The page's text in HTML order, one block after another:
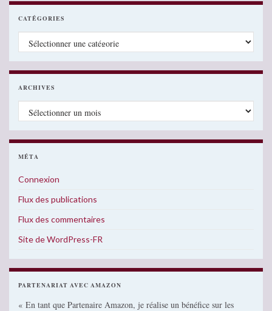
CATÉGORIES
Catégories
ARCHIVES
Archives
MÉTA
Connexion
Flux des publications
Flux des commentaires
Site de WordPress-FR
PARTENARIAT AVEC AMAZON
« En tant que Partenaire Amazon, je réalise un bénéfice sur les